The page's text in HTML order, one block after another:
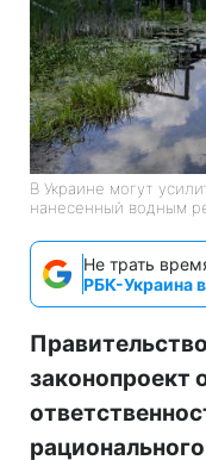
В Украине могут
нанесенный водным
Не трать
РБК-Украина
законопроект